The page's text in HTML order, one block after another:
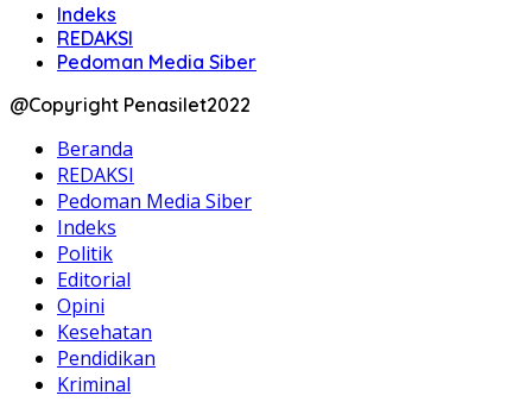
Indeks
REDAKSI
Pedoman Media Siber
@Copyright Penasilet2022
Beranda
REDAKSI
Pedoman Media Siber
Indeks
Politik
Editorial
Opini
Kesehatan
Pendidikan
Kriminal